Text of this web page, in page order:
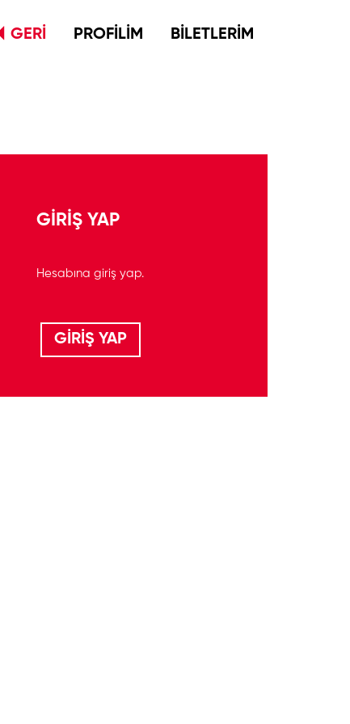
GERİ PROFİLİM BİLETLERİM
GİRİŞ YAP
Hesabına giriş yap.
GİRİŞ YAP